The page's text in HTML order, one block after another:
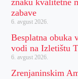
znaku kvalitetne
zabave
6. avgust 2026.
Besplatna obuka
vodi na Izletištu
6. avgust 2026.
Zrenjaninskim